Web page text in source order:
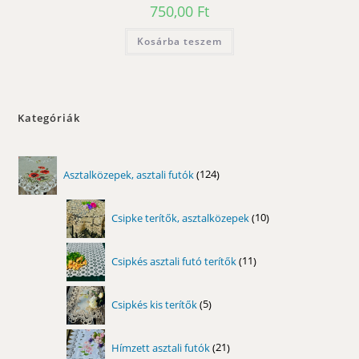
750,00 Ft
Kosárba teszem
Kategóriák
Asztalközepek, asztali futók 124
termék
Csipke terítők, asztalközepek 10
termék
Csipkés asztali futó terítők 11
termék
Csipkés kis terítők 5
termék
Hímzett asztali futók 21